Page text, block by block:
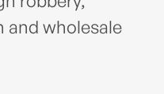
and wholesale